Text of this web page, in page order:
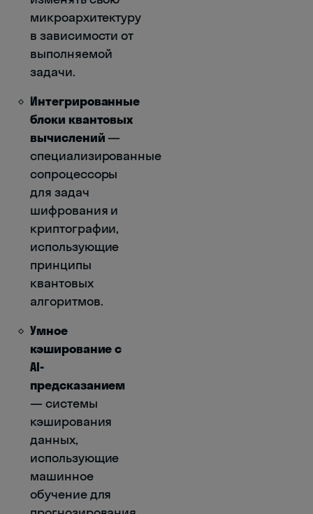
микроархитектуру
в зависимости от
выполняемой
задачи.
Интегрированные
блоки квантовых
вычислений —
специализированные
сопроцессоры
для задач
шифрования и
криптографии,
использующие
принципы
квантовых
алгоритмов.
Умное
кэширование с
AI-
предсказанием
— системы
кэширования
данных,
использующие
машинное
обучение для